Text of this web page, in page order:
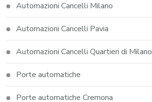
Automazioni Cancelli Milano
Automazioni Cancelli Pavia
Automazioni Cancelli Quartieri di Milano
Porte automatiche
Porte automatiche Cremona